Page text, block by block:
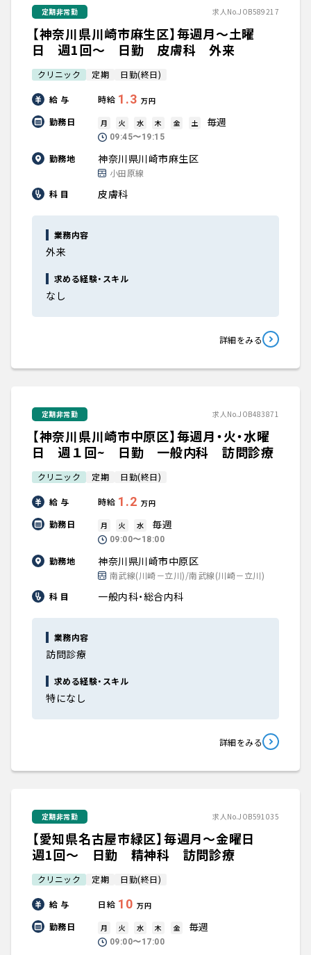
定期非常勤 求人No.JOB589217
【神奈川県川崎市麻生区】毎週月～土曜
日 週1回～ 日勤 皮膚科 外来
クリニック 定期 日勤(終日)
給 与 時給 1.3 万円
勤務日 月 火 水 木 金 土 毎週
09:45〜19:15
勤務地 神奈川県川崎市麻生区
小田原線
科 目
皮膚科
業務内容
外来
求める経験・スキル
なし
詳細をみる
定期非常勤 求人No.JOB483871
【神奈川県川崎市中原区】毎週月・火・水曜
日 週１回~ 日勤 一般内科 訪問診療
クリニック 定期 日勤(終日)
給 与 時給 1.2 万円
勤務日 月 火 水 毎週
09:00〜18:00
勤務地 神奈川県川崎市中原区
南武線(川崎－立川)/南武線(川崎－立川)
科 目
一般内科・総合内科
業務内容
訪問診療
求める経験・スキル
特になし
詳細をみる
定期非常勤 求人No.JOB591035
【愛知県名古屋市緑区】毎週月～金曜日
週1回～ 日勤 精神科 訪問診療
クリニック 定期 日勤(終日)
給 与 日給 10 万円
勤務日 月 火 水 木 金 毎週
09:00〜17:00